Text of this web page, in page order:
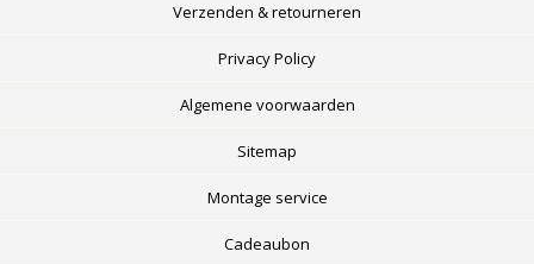
Verzenden & retourneren
Privacy Policy
Algemene voorwaarden
Sitemap
Montage service
Cadeaubon